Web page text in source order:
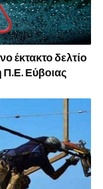
έκτακτο δελτίο
Π.Ε. Εύβοιας